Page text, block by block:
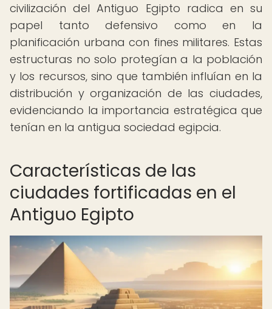
civilización del Antiguo Egipto radica en su
papel tanto defensivo como en la
planificación urbana con fines militares. Estas
estructuras no solo protegían a la población
y los recursos, sino que también influían en la
distribución y organización de las ciudades,
evidenciando la importancia estratégica que
tenían en la antigua sociedad egipcia.
Características de las
ciudades fortificadas en el
Antiguo Egipto